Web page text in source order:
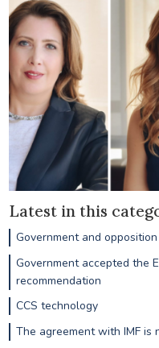
Latest in this
Government and
Government accepted the
recommendation
CCS technology
The agreement with IMF is